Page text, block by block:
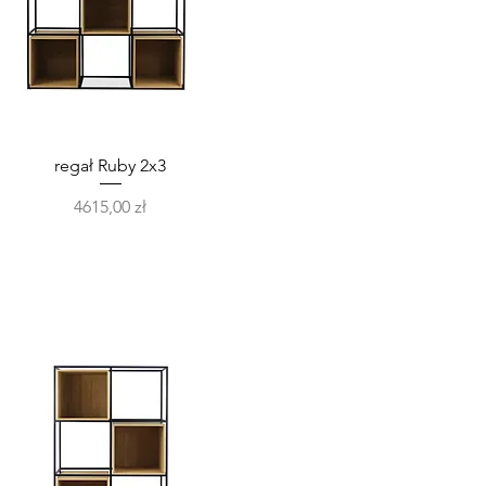
Podgląd
regał Ruby 2x3
Cena
4615,00 zł